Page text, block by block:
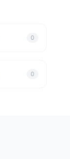
0
0